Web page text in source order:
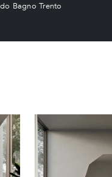
Bagno Trento